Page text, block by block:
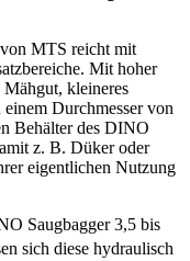
MTS reicht mit
Mit hoher
kleineres
Durchmesser von
Behälter des DINO
z. B. Düker oder
eigentlichen Nutzung
Saugbagger 3,5 bis
sich diese hydraulisch